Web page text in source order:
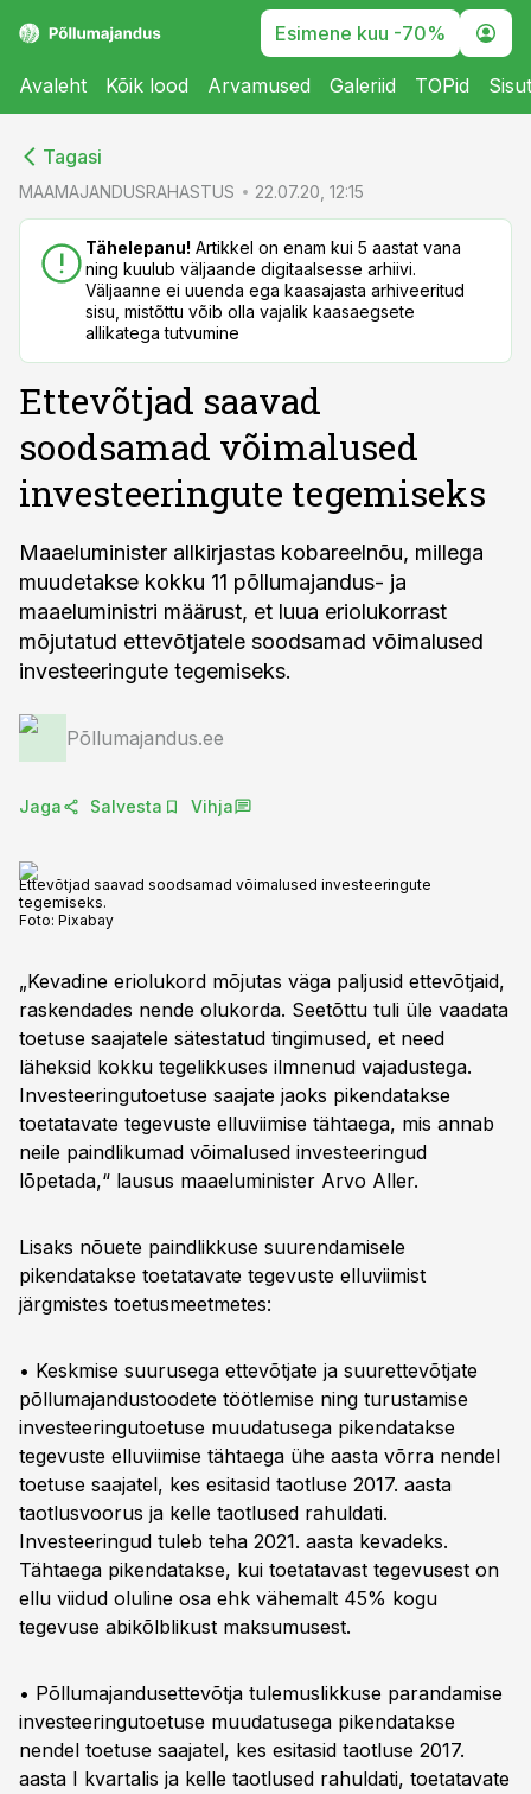
Esimene kuu -70%
Avaleht Kõik lood Arvamused Galeriid TOPid
Tagasi
MAAMAJANDUSRAHASTUS 22.07.20, 12:15
Tähelepanu! Artikkel on enam kui 5 aastat vana
ning kuulub väljaande digitaalsesse arhiivi.
Väljaanne ei uuenda ega kaasajasta arhiveeritud
sisu, mistõttu võib olla vajalik kaasaegsete
allikatega tutvumine
Ettevõtjad saavad
soodsamad võimalused
investeeringute tegemiseks
Maaeluminister allkirjastas kobareelnõu, millega
muudetakse kokku 11 põllumajandus- ja
maaeluministri määrust, et luua eriolukorrast
mõjutatud ettevõtjatele soodsamad võimalused
investeeringute tegemiseks.
Põllumajandus.ee
Jaga Salvesta Vihja
Ettevõtjad saavad soodsamad võimalused investeeringute
tegemiseks.
Foto: Pixabay
„Kevadine eriolukord mõjutas väga paljusid ettevõtjaid,
raskendades nende olukorda. Seetõttu tuli üle vaadata
toetuse saajatele sätestatud tingimused, et need
läheksid kokku tegelikkuses ilmnenud vajadustega.
Investeeringutoetuse saajate jaoks pikendatakse
toetatavate tegevuste elluviimise tähtaega, mis annab
neile paindlikumad võimalused investeeringud
lõpetada,“ lausus maaeluminister Arvo Aller.
Lisaks nõuete paindlikkuse suurendamisele
pikendatakse toetatavate tegevuste elluviimist
järgmistes toetusmeetmetes:
• Keskmise suurusega ettevõtjate ja suurettevõtjate
põllumajandustoodete töötlemise ning turustamise
investeeringutoetuse muudatusega pikendatakse
tegevuste elluviimise tähtaega ühe aasta võrra nendel
toetuse saajatel, kes esitasid taotluse 2017. aasta
taotlusvoorus ja kelle taotlused rahuldati.
Investeeringud tuleb teha 2021. aasta kevadeks.
Tähtaega pikendatakse, kui toetatavast tegevusest on
ellu viidud oluline osa ehk vähemalt 45% kogu
tegevuse abikõlblikust maksumusest.
• Põllumajandusettevõtja tulemuslikkuse parandamise
investeeringutoetuse muudatusega pikendatakse
nendel toetuse saajatel, kes esitasid taotluse 2017.
aasta I kvartalis ja kelle taotlused rahuldati, toetatavate